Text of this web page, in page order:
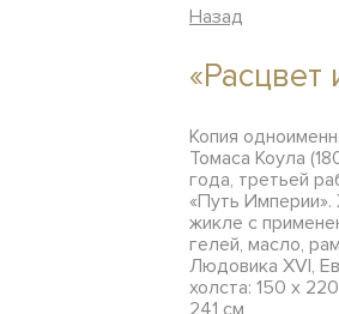
Назад
«Расцвет
Копия
Томаса Коула
года, третьей
«Путь Империи».
жикле с
гелей, масло,
Людовика XVI,
холста: 150 x
241 см